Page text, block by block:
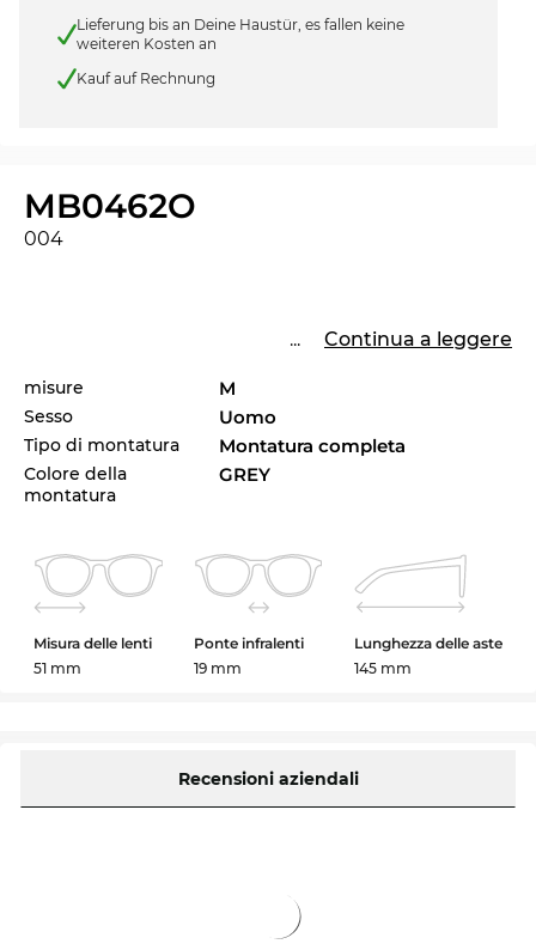
Lieferung bis an Deine Haustür, es fallen keine
weiteren Kosten an
Kauf auf Rechnung
MB0462O
004
... Continua a leggere
misure M
Sesso Uomo
Tipo di montatura Montatura completa
Colore della
montatura
GREY
Misura delle lenti
51 mm
Ponte infralenti
19 mm
Lunghezza delle aste
145 mm
Recensioni aziendali